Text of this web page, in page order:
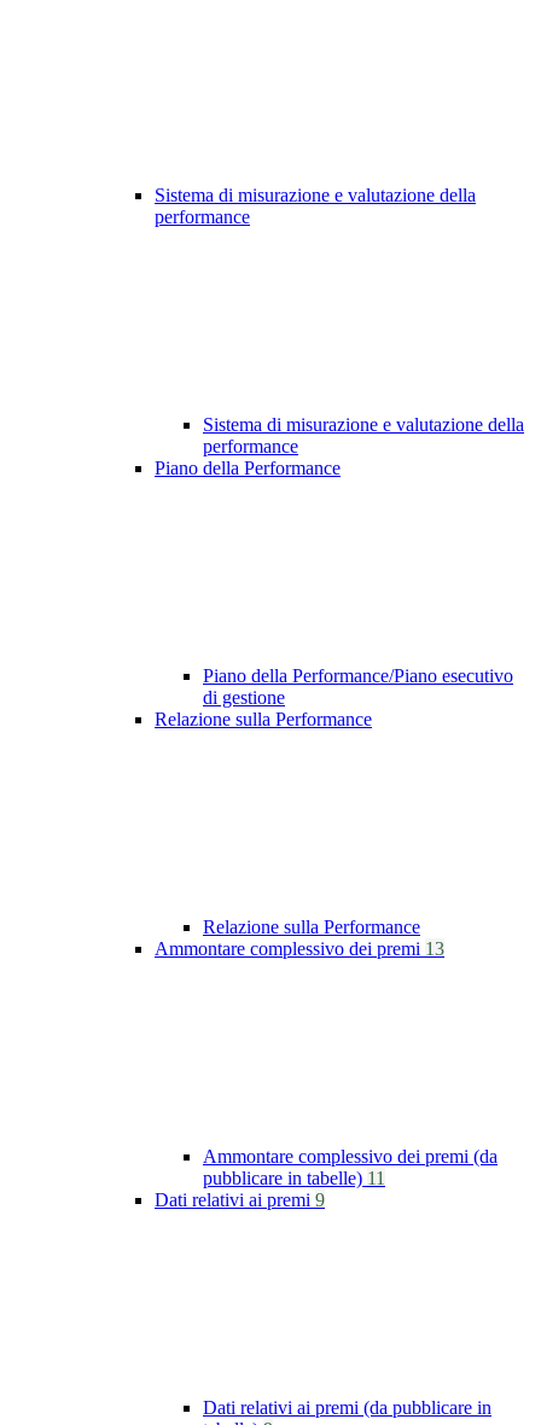
Sistema di misurazione e valutazione della
performance
Sistema di misurazione e valutazione della
performance
Piano della Performance
Piano della Performance/Piano esecutivo
di gestione
Relazione sulla Performance
Relazione sulla Performance
Ammontare complessivo dei premi 13
Ammontare complessivo dei premi (da
pubblicare in tabelle) 11
Dati relativi ai premi 9
Dati relativi ai premi (da pubblicare in